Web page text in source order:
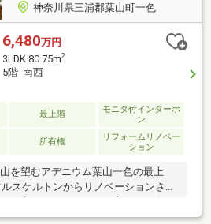
神奈川県三浦郡葉山町一色
6,480万円
3LDK 80.75m2
5階 南西
最上階
モニタ付インターホ
ン
所有権
リフォームリノベー
ション
を望むアデニウム葉山一色の最上
スケルトンからリノベーションされ
り良好なこだわりの一室をご紹介で
れた無垢材の床と、職人の手による